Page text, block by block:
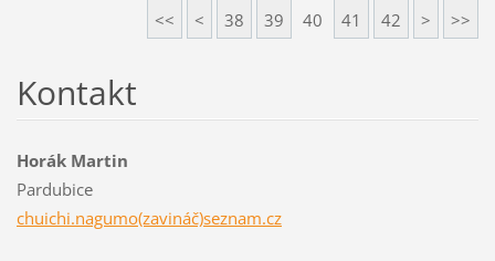
<< < 38 39 40 41 42 > >>
Kontakt
Horák Martin
Pardubice
chuichi.nagumo(zavináč)seznam.cz